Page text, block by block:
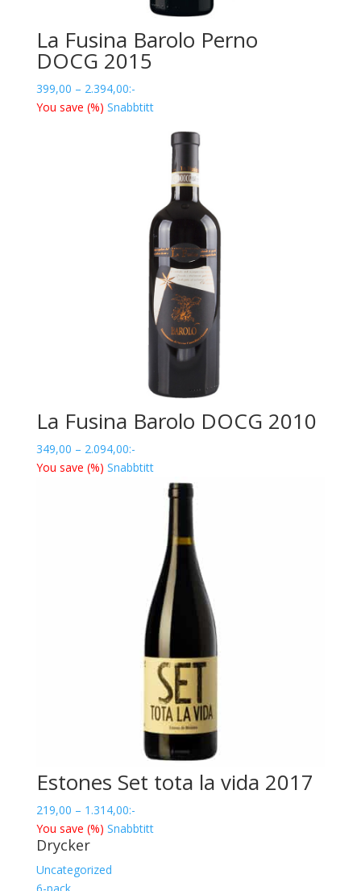
La Fusina Barolo Perno
DOCG 2015
399,00 – 2.394,00Prisintervall:
399,00
2.394,00
:-
You save (%) Snabbtitt
La Fusina Barolo DOCG 2010
349,00 – 2.094,00Prisintervall:
349,00
2.094,00
:-
You save (%) Snabbtitt
Estones Set tota la vida 2017
219,00 – 1.314,00Prisintervall:
219,00
:-
You save (%) Snabbtitt
Drycker
Uncategorized
6-pack